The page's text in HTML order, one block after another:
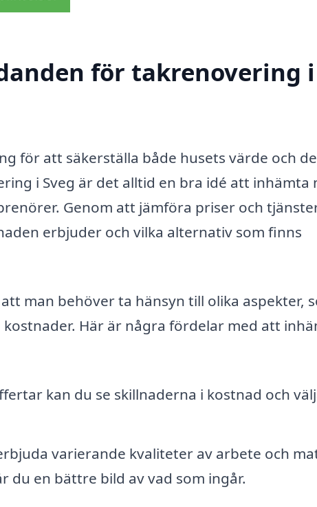
för takrenovering i
för att säkerställa både husets värde och
i Sveg är det alltid en bra idé att inhämta
Genom att jämföra priser och
erbjuder och vilka alternativ som finns
man behöver ta hänsyn till olika aspekter,
Här är några fördelar med att
kan du se skillnaderna i kostnad och
varierande kvaliteter av arbete och
du en bättre bild av vad som ingår.